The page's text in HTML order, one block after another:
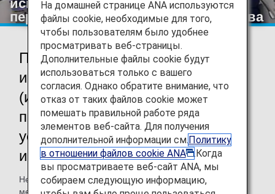
используют шприцы-ручки и
переносные медицинские устройства
Пассажиры, которые обычно
используют шприцы-ручки
(инъекционные иглы) и
переносные медицинские
устройства, такие как
инсулиновые помпы, на борту
Несмотря на то, что предоставление формы для
медицинской информации (MEDIF) не является
На домашней странице ANA используются
файлы cookie, необходимые для того,
чтобы пользователям было удобнее
просматривать веб-страницы.
Дополнительные файлы cookie будут
использоваться только с вашего
согласия. Однако обратите внимание, что
отказ от таких файлов cookie может
помешать правильной работе ряда
элементов веб-сайта. Для получения
дополнительной информации см.Политику
в отношении файлов cookie ANA
.Когда
вы просматриваете веб-сайт ANA, мы
собираем следующую информацию,